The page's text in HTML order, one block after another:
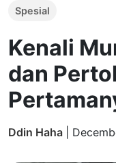
Spesial
Kenali
dan
Ddin Haha